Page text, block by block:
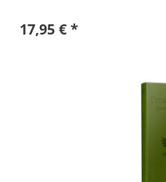
17,95 € *